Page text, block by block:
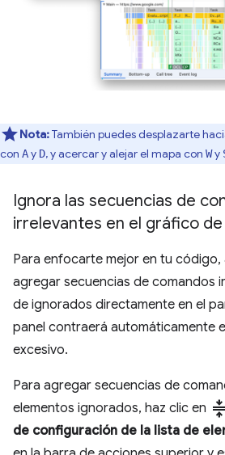
Nota:También puedes desplazarte
con Ay D, y acercar y alejar el mapa con Wy
Ignora las secuencias de
irrelevantes en el gráfico de
Para enfocarte mejor en tu código,
agregar secuencias de comandos
de ignorados directamente en el
panel contraerá automáticamente
excesivo.
Para agregar secuencias de
elementos ignorados, haz clic en compress
de configuración de la lista de